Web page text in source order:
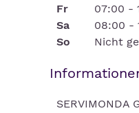
Fr
07:00 -
Sa
08:00 -
So
Nicht